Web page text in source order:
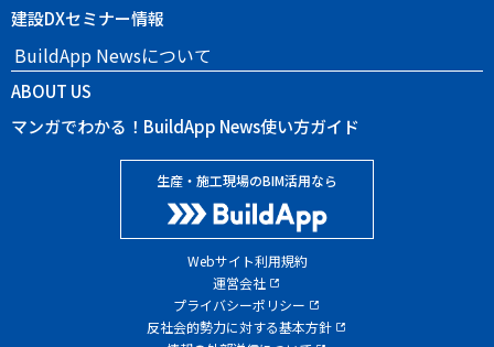
建設DXセミナー情報
BuildApp Newsについて
ABOUT US
マンガでわかる！BuildApp News使い方ガイド
生産・施工現場のBIM活用なら
Webサイト利用規約
運営会社
プライバシーポリシー
反社会的勢力に対する基本方針